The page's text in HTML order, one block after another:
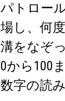
パトロー
場し、何
溝をなぞ
0から100
数字の読